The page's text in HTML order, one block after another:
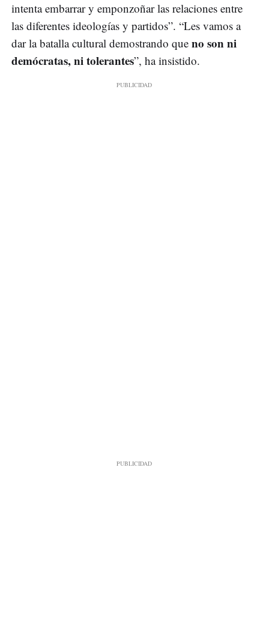
intenta embarrar y emponzoñar las relaciones entre
las diferentes ideologías y partidos”. “Les vamos a
dar la batalla cultural demostrando que no son ni
demócratas, ni tolerantes”, ha insistido.